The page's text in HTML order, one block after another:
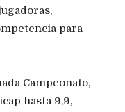
para
Campeonato,
hasta 9,9,